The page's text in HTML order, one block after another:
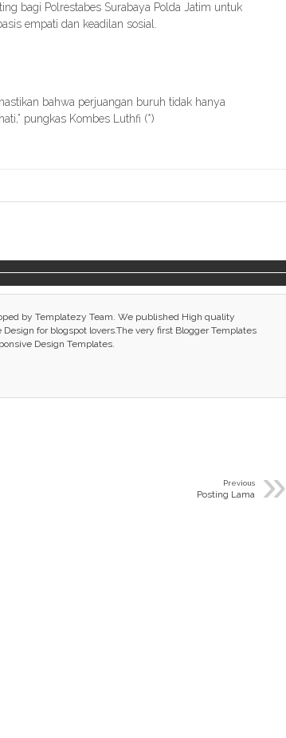
bagi Polrestabes Surabaya Polda Jatim untuk
empati dan keadilan sosial.
bahwa perjuangan buruh tidak hanya
pungkas Kombes Luthfi (*)
by Templatezy Team. We published High quality
for blogspot lovers.The very first Blogger Templates
Design Templates.
»
Previous
Posting Lama